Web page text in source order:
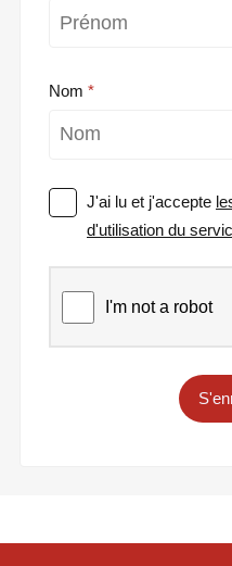
Nom
J'ai lu et j'accepte
d'utilisation du